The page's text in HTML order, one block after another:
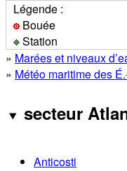
Légende :
Bouée
Station
» Marées et niveaux
» Météo maritime des
secteur
Anticosti